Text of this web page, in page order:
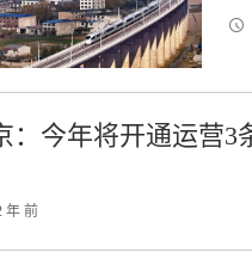
：今年将开通运营3
年 前